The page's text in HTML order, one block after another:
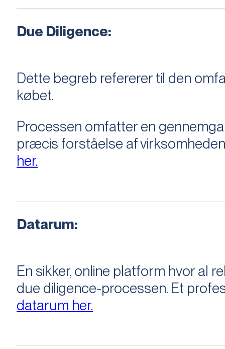
Due Diligence:
Dette begreb refererer til den
købet.
Processen omfatter en
præcis forståelse af
her.
Datarum:
En sikker, online platform hvor al
due diligence-processen. Et
datarum her.